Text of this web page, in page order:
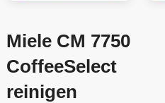
Miele CM 7750
CoffeeSelect
reinigen